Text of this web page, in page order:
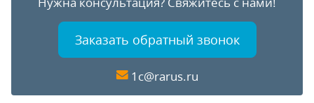
Заказать обратный звонок
1c@rarus.ru